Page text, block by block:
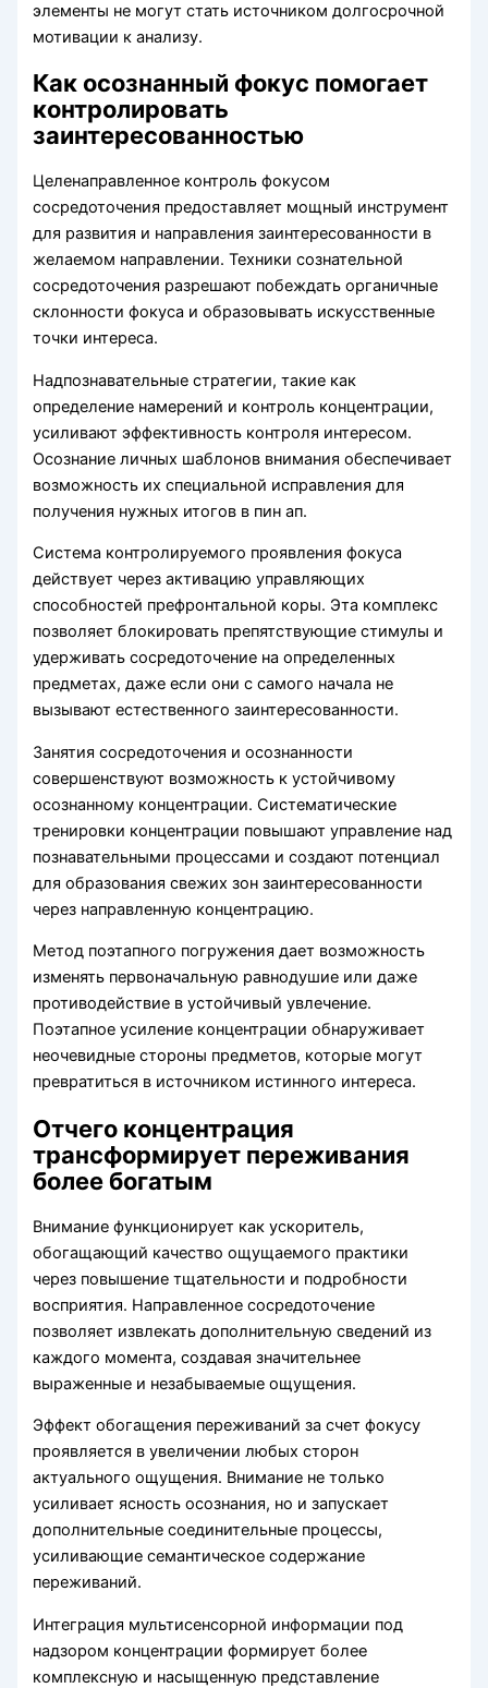
элементы не могут стать источником долгосрочной
мотивации к анализу.
Как осознанный фокус помогает
контролировать
заинтересованностью
Целенаправленное контроль фокусом
сосредоточения предоставляет мощный инструмент
для развития и направления заинтересованности в
желаемом направлении. Техники сознательной
сосредоточения разрешают побеждать органичные
склонности фокуса и образовывать искусственные
точки интереса.
Надпознавательные стратегии, такие как
определение намерений и контроль концентрации,
усиливают эффективность контроля интересом.
Осознание личных шаблонов внимания обеспечивает
возможность их специальной исправления для
получения нужных итогов в пин ап.
Система контролируемого проявления фокуса
действует через активацию управляющих
способностей префронтальной коры. Эта комплекс
позволяет блокировать препятствующие стимулы и
удерживать сосредоточение на определенных
предметах, даже если они с самого начала не
вызывают естественного заинтересованности.
Занятия сосредоточения и осознанности
совершенствуют возможность к устойчивому
осознанному концентрации. Систематические
тренировки концентрации повышают управление над
познавательными процессами и создают потенциал
для образования свежих зон заинтересованности
через направленную концентрацию.
Метод поэтапного погружения дает возможность
изменять первоначальную равнодушие или даже
противодействие в устойчивый увлечение.
Поэтапное усиление концентрации обнаруживает
неочевидные стороны предметов, которые могут
превратиться в источником истинного интереса.
Отчего концентрация
трансформирует переживания
более богатым
Внимание функционирует как ускоритель,
обогащающий качество ощущаемого практики
через повышение тщательности и подробности
восприятия. Направленное сосредоточение
позволяет извлекать дополнительную сведений из
каждого момента, создавая значительнее
выраженные и незабываемые ощущения.
Эффект обогащения переживаний за счет фокусу
проявляется в увеличении любых сторон
актуального ощущения. Внимание не только
усиливает ясность осознания, но и запускает
дополнительные соединительные процессы,
усиливающие семантическое содержание
переживаний.
Интеграция мультисенсорной информации под
надзором концентрации формирует более
комплексную и насыщенную представление